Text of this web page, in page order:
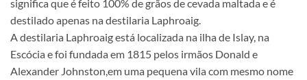
significa que é feito 100% de grãos de cevada maltada e é
destilado apenas na destilaria Laphroaig.
A destilaria Laphroaig está localizada na ilha de Islay, na
Escócia e foi fundada em 1815 pelos irmãos Donald e
Alexander Johnston,em uma pequena vila com mesmo nome